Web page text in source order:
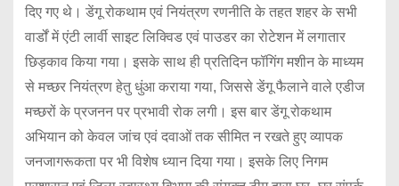
दिए गए थे। डेंगू रोकथाम एवं नियंत्रण रणनीति के तहत शहर के सभी
वार्डों में एंटी लार्वी साइट लिक्विड एवं पाउडर का रोटेशन में लगातार
छिड़काव किया गया। इसके साथ ही प्रतिदिन फॉगिंग मशीन के माध्यम
से मच्छर नियंत्रण हेतु धुंआ कराया गया, जिससे डेंगू फैलाने वाले एडीज
मच्छरों के प्रजनन पर प्रभावी रोक लगी। इस बार डेंगू रोकथाम
अभियान को केवल जांच एवं दवाओं तक सीमित न रखते हुए व्यापक
जनजागरूकता पर भी विशेष ध्यान दिया गया। इसके लिए निगम